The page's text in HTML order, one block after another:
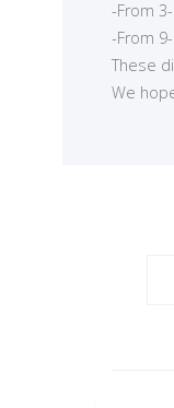
-From
-From
These
We